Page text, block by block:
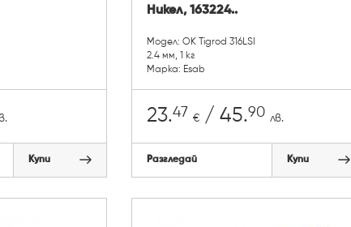
Купи
Никел, 163224..
Модел: OK Tigrod 316LSI
2.4 мм, 1 кг
Марка: Esab
23.47 €/ 45.90 лв.
Разгледай Купи